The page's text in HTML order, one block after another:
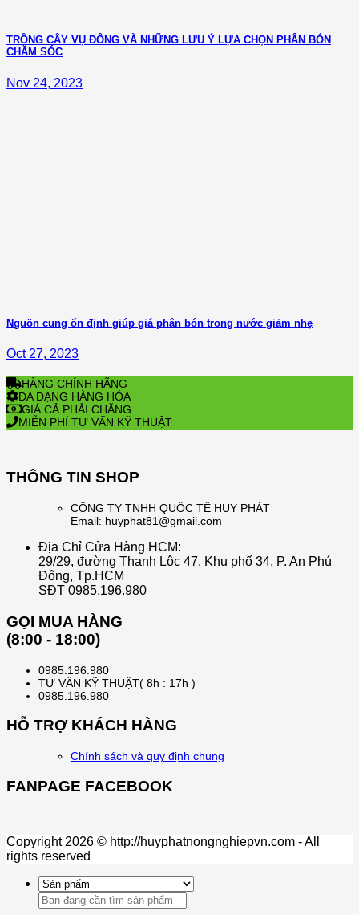
TRỒNG CÂY VỤ ĐÔNG VÀ NHỮNG LƯU Ý LỰA CHỌN PHÂN BÓN
CHĂM SÓC
Nov 24, 2023
Nguồn cung ổn định giúp giá phân bón trong nước giảm nhẹ
Oct 27, 2023
HÀNG CHÍNH HÃNG
ĐA DẠNG HÀNG HÓA
GIÁ CẢ PHẢI CHĂNG
MIỄN PHÍ TƯ VẤN KỸ THUẬT
THÔNG TIN SHOP
CÔNG TY TNHH QUỐC TẾ HUY PHÁT
Email: huyphat81@gmail.com
Địa Chỉ Cửa Hàng HCM:
29/29, đường Thạnh Lộc 47, Khu phố 34, P. An Phú
Đông, Tp.HCM
SĐT 0985.196.980
GỌI MUA HÀNG
(8:00 - 18:00)
0985.196.980
TƯ VẤN KỸ THUẬT( 8h : 17h )
0985.196.980
HỖ TRỢ KHÁCH HÀNG
Chính sách và quy định chung
FANPAGE FACEBOOK
Copyright 2026 © http://huyphatnongnghiepvn.com - All
rights reserved
Search
for: